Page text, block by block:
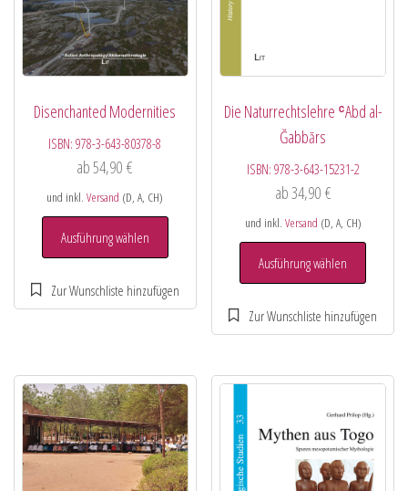
Disenchanted Modernities
ISBN:978-3-643-80378-8
ab54,90€
und inkl.Versand (D, A, CH)
Ausführung wählen
Die Naturrechtslehre ʿAbd al-
Ğabbārs
ISBN: 978-3-643-15231-2
ab34,90 €
und inkl. Versand (D, A, CH)
Ausführung wählen